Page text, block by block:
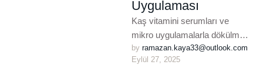
Uygulaması
Kaş vitamini serumları ve
mikro uygulamalarla dökülme
azaltılır, uzama hızlanır. 4–6
seansta dolgun, doğal kaş
by ramazan.kaya33@outlook.com
Eylül 27, 2025